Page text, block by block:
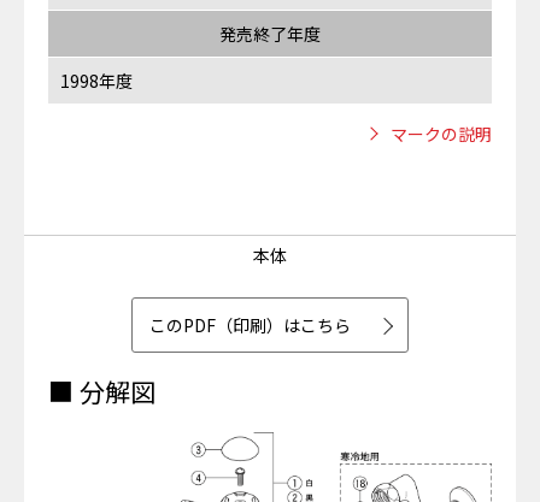
発売終了年度
1998年度
マークの説明
本体
このPDF（印刷）はこちら
■ 分解図